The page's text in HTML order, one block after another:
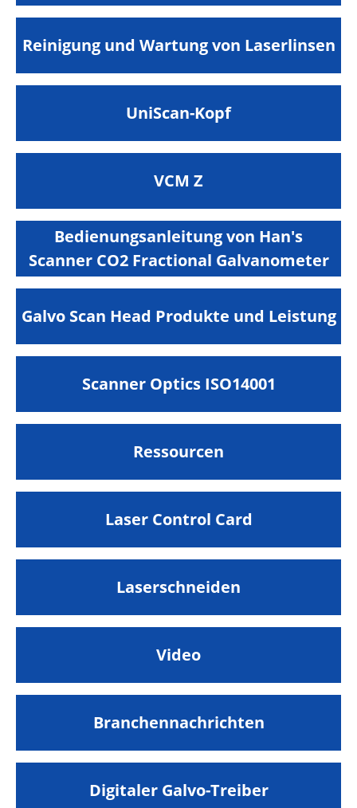
Reinigung und Wartung von Laserlinsen
UniScan-Kopf
VCM Z
Bedienungsanleitung von Han's
Scanner CO2 Fractional Galvanometer
Galvo Scan Head Produkte und Leistung
Scanner Optics ISO14001
Ressourcen
Laser Control Card
Laserschneiden
Video
Branchennachrichten
Digitaler Galvo-Treiber